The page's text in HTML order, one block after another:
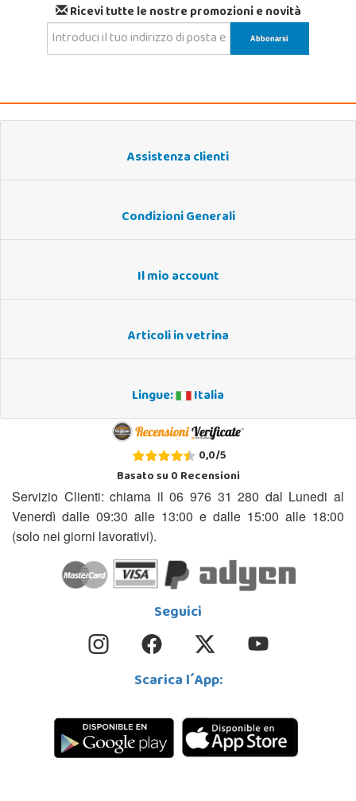
Ricevi tutte le nostre promozioni e novità
Assistenza clienti
Condizioni Generali
Il mio account
Articoli in vetrina
Lingue: Italia
0,0/5
Basato su0Recensioni
Servizio Clienti: chiama il 06 976 31 280 dal Lunedi al
Venerdì dalle 09:30 alle 13:00 e dalle 15:00 alle 18:00
(solo nei giorni lavorativi).
Seguici
Scarica l´App: